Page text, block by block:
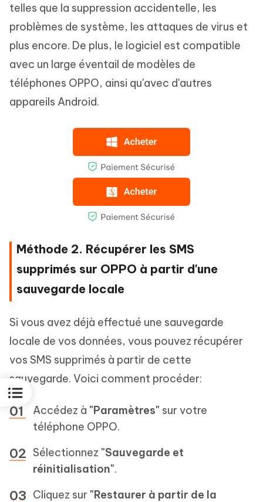
telles que la suppression accidentelle, les
problèmes de système, les attaques de virus et
plus encore. De plus, le logiciel est compatible
avec un large éventail de modèles de
téléphones OPPO, ainsi qu'avec d'autres
appareils Android.
Méthode 2. Récupérer les SMS
supprimés sur OPPO à partir d'une
sauvegarde locale
Si vous avez déjà effectué une sauvegarde
locale de vos données, vous pouvez récupérer
vos SMS supprimés à partir de cette
sauvegarde. Voici comment procéder:
Accédez à "Paramètres" sur votre
téléphone OPPO.
Sélectionnez "Sauvegarde et
réinitialisation".
Cliquez sur "Restaurer à partir de la